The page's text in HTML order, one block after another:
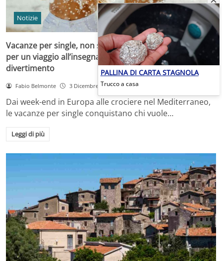
Notizie
Vacanze per single, non solo crociera: le migliori idee
per un viaggio all’insegna della sicurezza e del super
divertimento
Fabio Belmonte 3 Dicembre 2025
Dai week-end in Europa alle crociere nel Mediterraneo,
le vacanze per single conquistano chi vuole…
Leggi di più
PALLINA DI CARTA STAGNOLA
Trucco a casa